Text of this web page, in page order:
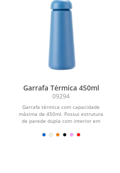
Garrafa Térmica 450ml
09294
Garrafa térmica com capacidade
máxima de 450ml. Possui estrutura
de parede dupla com interior em